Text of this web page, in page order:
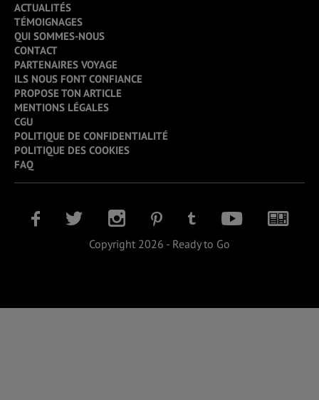
ACTUALITÉS
TÉMOIGNAGES
QUI SOMMES-NOUS
CONTACT
PARTENAIRES VOYAGE
ILS NOUS FONT CONFIANCE
PROPOSE TON ARTICLE
MENTIONS LÉGALES
CGU
POLITIQUE DE CONFIDENTIALITÉ
POLITIQUE DES COOKIES
FAQ
Copyright 2026 - Ready to Go